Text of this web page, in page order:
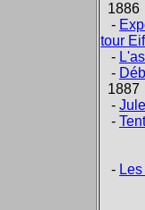
1886
-
tour
-
-
1887
-
-
-